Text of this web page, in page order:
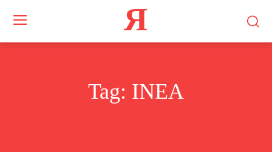
Я
Tag: INEA